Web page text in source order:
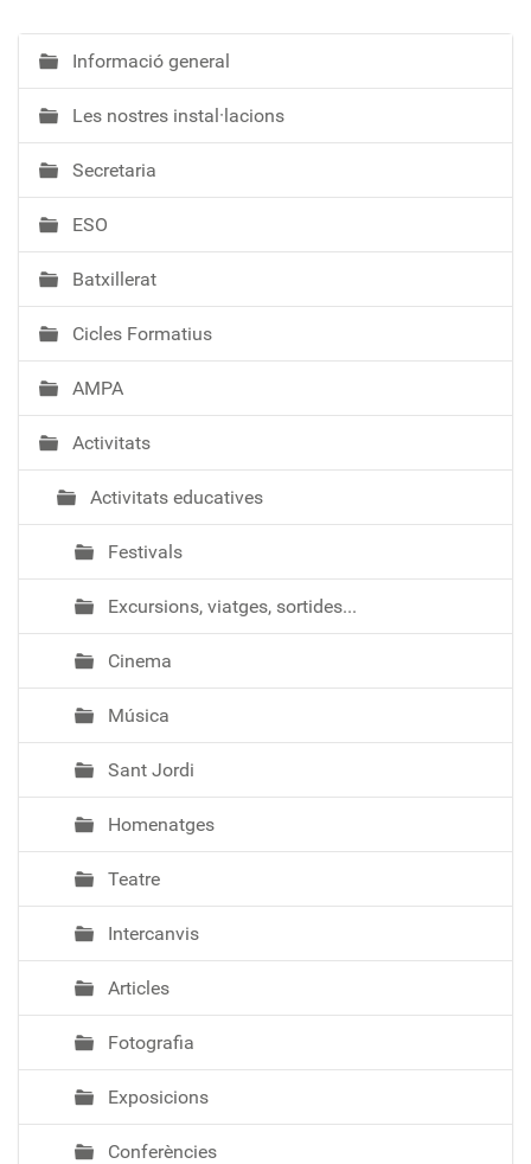
N
a
v
e
g
a
c
ó
Informació general
Les nostres instal·lacions
Secretaria
ESO
Batxillerat
Cicles Formatius
AMPA
Activitats
Activitats educatives
Festivals
Excursions, viatges, sortides...
Cinema
Música
Sant Jordi
Homenatges
Teatre
Intercanvis
Articles
Fotografia
Exposicions
Conferències